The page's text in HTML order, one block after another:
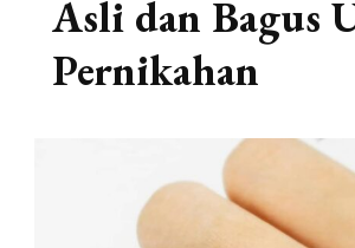
Asli dan Bagus
Pernikahan